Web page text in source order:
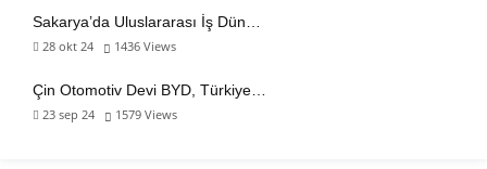
Sakarya’da Uluslararası İş Dün…
28 okt 24 1436 Views
Çin Otomotiv Devi BYD, Türkiye…
23 sep 24 1579 Views